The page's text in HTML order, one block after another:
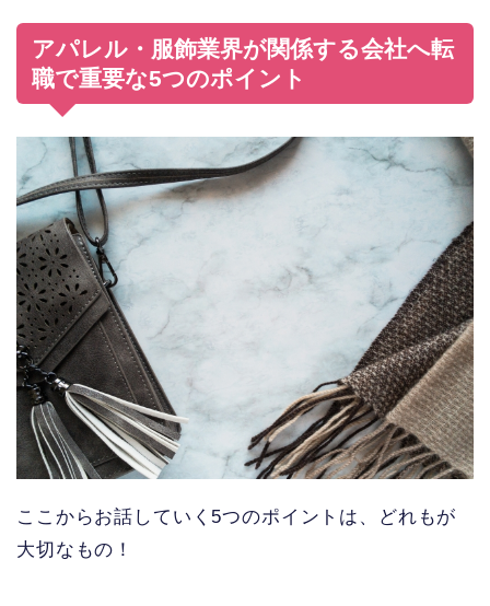
アパレル・服飾業界が関係する会社へ転
職で重要な5つのポイント
ここからお話していく5つのポイントは、どれもが
大切なもの！